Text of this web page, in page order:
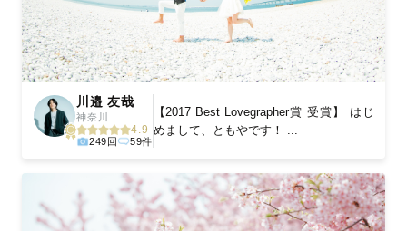
川邉 友哉
神奈川
4.9
249回 59件
【2017 Best Lovegrapher賞 受賞】 はじ
めまして、ともやです！ ...